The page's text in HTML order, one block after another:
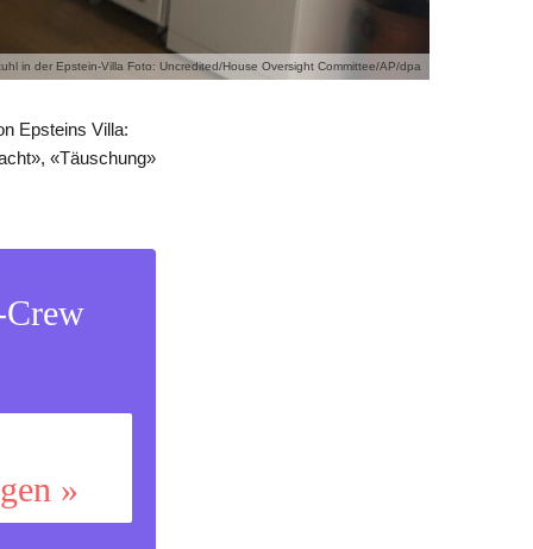
in der Epstein-Villa Foto: Uncredited/House Oversight Committee/AP/dpa
Epsteins Villa:
«Täuschung»
»